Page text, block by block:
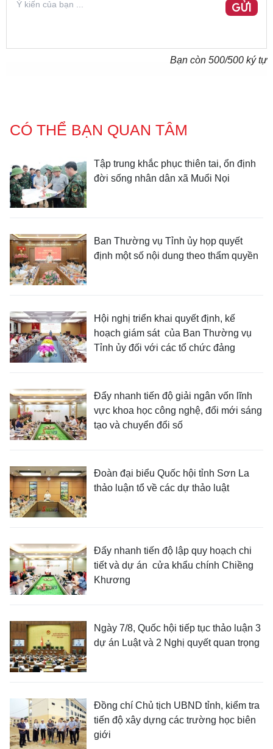
GỬI
Bạn còn 500/500 ký tự
CÓ THỂ BẠN QUAN TÂM
Tập trung khắc phục thiên tai, ổn định
đời sống nhân dân xã Muổi Nọi
Ban Thường vụ Tỉnh ủy họp quyết
định một số nội dung theo thẩm quyền
Hội nghị triển khai quyết định, kế
hoạch giám sát của Ban Thường vụ
Tỉnh ủy đối với các tổ chức đảng
Đẩy nhanh tiến độ giải ngân vốn lĩnh
vực khoa học công nghệ, đổi mới sáng
tạo và chuyển đổi số
Đoàn đại biểu Quốc hội tỉnh Sơn La
thảo luận tổ về các dự thảo luật
Đẩy nhanh tiến độ lập quy hoạch chi
tiết và dự án cửa khẩu chính Chiềng
Khương
Ngày 7/8, Quốc hội tiếp tục thảo luận 3
dự án Luật và 2 Nghị quyết quan trọng
Đồng chí Chủ tịch UBND tỉnh, kiểm tra
tiến độ xây dựng các trường học biên
giới